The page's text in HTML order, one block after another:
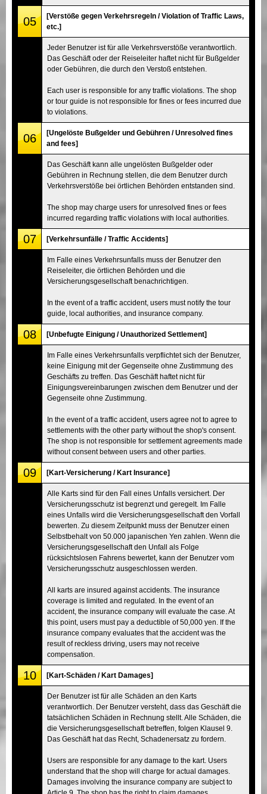
05
[Verstöße gegen Verkehrsregeln / Violation of Traffic Laws,
etc.]
Jeder Benutzer ist für alle Verkehrsverstöße verantwortlich.
Das Geschäft oder der Reiseleiter haftet nicht für Bußgelder
oder Gebühren, die durch den Verstoß entstehen.
Each user is responsible for any traffic violations. The shop
or tour guide is not responsible for fines or fees incurred due
to violations.
06
[Ungelöste Bußgelder und Gebühren / Unresolved fines
and fees]
Das Geschäft kann alle ungelösten Bußgelder oder
Gebühren in Rechnung stellen, die dem Benutzer durch
Verkehrsverstöße bei örtlichen Behörden entstanden sind.
The shop may charge users for unresolved fines or fees
incurred regarding traffic violations with local authorities.
07 [Verkehrsunfälle / Traffic Accidents]
Im Falle eines Verkehrsunfalls muss der Benutzer den
Reiseleiter, die örtlichen Behörden und die
Versicherungsgesellschaft benachrichtigen.
In the event of a traffic accident, users must notify the tour
guide, local authorities, and insurance company.
08 [Unbefugte Einigung / Unauthorized Settlement]
Im Falle eines Verkehrsunfalls verpflichtet sich der Benutzer,
keine Einigung mit der Gegenseite ohne Zustimmung des
Geschäfts zu treffen. Das Geschäft haftet nicht für
Einigungsvereinbarungen zwischen dem Benutzer und der
Gegenseite ohne Zustimmung.
In the event of a traffic accident, users agree not to agree to
settlements with the other party without the shop's consent.
The shop is not responsible for settlement agreements made
without consent between users and other parties.
09 [Kart-Versicherung / Kart Insurance]
Alle Karts sind für den Fall eines Unfalls versichert. Der
Versicherungsschutz ist begrenzt und geregelt. Im Falle
eines Unfalls wird die Versicherungsgesellschaft den Vorfall
bewerten. Zu diesem Zeitpunkt muss der Benutzer einen
Selbstbehalt von 50.000 japanischen Yen zahlen. Wenn die
Versicherungsgesellschaft den Unfall als Folge
rücksichtslosen Fahrens bewertet, kann der Benutzer vom
Versicherungsschutz ausgeschlossen werden.
All karts are insured against accidents. The insurance
coverage is limited and regulated. In the event of an
accident, the insurance company will evaluate the case. At
this point, users must pay a deductible of 50,000 yen. If the
insurance company evaluates that the accident was the
result of reckless driving, users may not receive
compensation.
10 [Kart-Schäden / Kart Damages]
Der Benutzer ist für alle Schäden an den Karts
verantwortlich. Der Benutzer versteht, dass das Geschäft die
tatsächlichen Schäden in Rechnung stellt. Alle Schäden, die
die Versicherungsgesellschaft betreffen, folgen Klausel 9.
Das Geschäft hat das Recht, Schadenersatz zu fordern.
Users are responsible for any damage to the kart. Users
understand that the shop will charge for actual damages.
Damages involving the insurance company are subject to